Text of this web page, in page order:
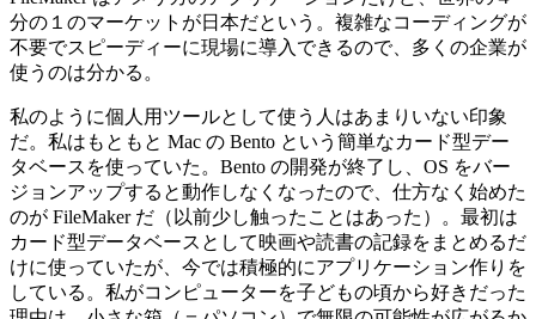
分の１のマーケットが日本だという。複雑なコーディングが
不要でスピーディーに現場に導入できるので、多くの企業が
使うのは分かる。
私のように個人用ツールとして使う人はあまりいない印象
だ。私はもともと Mac の Bento という簡単なカード型デー
タベースを使っていた。Bento の開発が終了し、OS をバー
ジョンアップすると動作しなくなったので、仕方なく始めた
のが FileMaker だ（以前少し触ったことはあった）。最初は
カード型データベースとして映画や読書の記録をまとめるだ
けに使っていたが、今では積極的にアプリケーション作りを
している。私がコンピューターを子どもの頃から好きだった